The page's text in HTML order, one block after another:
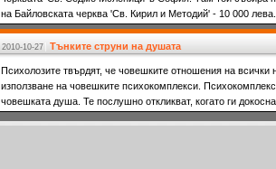
на Байловската черква 'Св. Кирил и Методий' - 10 000
обновяването на черквите в Калофер и Поибрене. Общо
реставрацията на Елешнишкия манастир и на храма в
2010-10-27 Тънките струни на душата
Психолозите твърдят, че човешките отношения на всички
използване на човешките психокомплекси.
човешката душа. Те послушно откликват, когато ги